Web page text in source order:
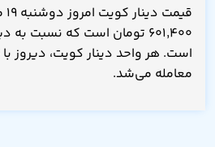
۶۰۱,۴۰۰ تومان است که نسبت
معامله می‌شد.